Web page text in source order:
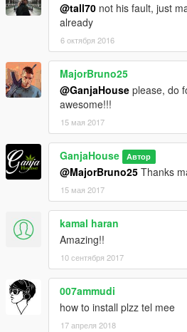
@tall70 not his fault, just
already
6 октября 2016
MajorBruno25
@GanjaHouse please, do
awesome!!!
15 мая 2017
GanjaHouse Автор
@MajorBruno25 Thanks
15 мая 2017
kamal haran
Amazing!!
10 сентября 2017
007ammudi
how to install plzz tel mee
17 апреля 2018